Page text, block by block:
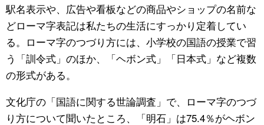
駅名表示や、広告や看板などの商品やショップの名前な
どローマ字表記は私たちの生活にすっかり定着してい
る。ローマ字のつづり方には、小学校の国語の授業で習
う「訓令式」のほか、「ヘボン式」「日本式」など複数
の形式がある。
文化庁の「国語に関する世論調査」で、ローマ字のつづ
り方について聞いたところ、「明石」は75.4％がヘボン